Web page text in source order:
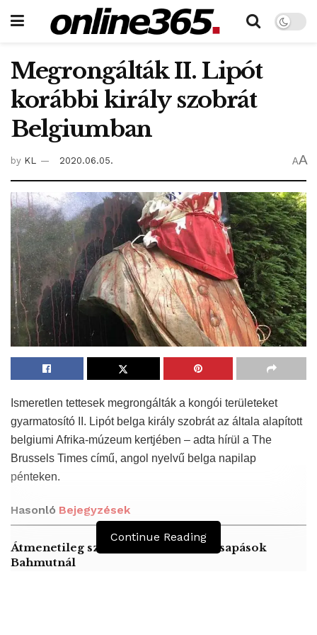
Megrongálták II. Lipót
korábbi király szobrát
Belgiumban
by KL 2020.06.05. AA
Ismeretlen tettesek megrongálták a kongói területeket
gyarmatosító II. Lipót belga király szobrát az általa alapított
belgiumi Afrika-múzeum kertjében – adta hírül a The
Brussels Times című, angol nyelvű belga napilap
pénteken.
Hasonló Bejegyzések
Átmenetileg szünetelnek az összecsapások
Bahmutnál
Continue Reading